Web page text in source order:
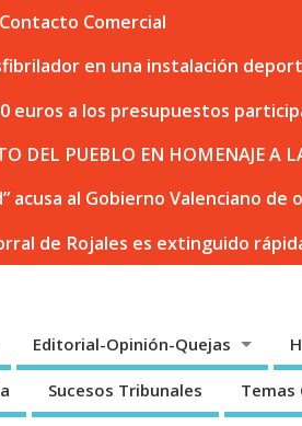
Contacto Comercial
en una instalación
euros a los presupuestos
DEL PUEBLO EN HOMENAJE A
acusa al Gobierno Valenciano
de Rojales es extinguido
Editorial-Opinión-Quejas
Sucesos Tribunales Temas